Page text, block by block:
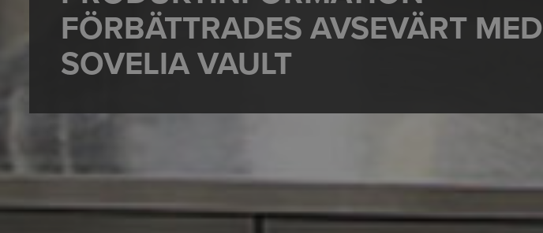
FÖRBÄTTRADES AVSEVÄRT MED
SOVELIA VAULT